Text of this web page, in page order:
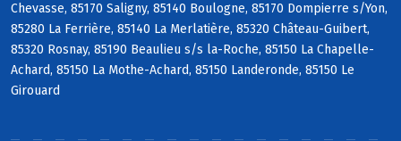
Chevasse, 85170 Saligny, 85140 Boulogne, 85170 Dompierre s/Yon,
85280 La Ferrière, 85140 La Merlatière, 85320 Château-Guibert,
85320 Rosnay, 85190 Beaulieu s/s la-Roche, 85150 La Chapelle-
Achard, 85150 La Mothe-Achard, 85150 Landeronde, 85150 Le
Girouard